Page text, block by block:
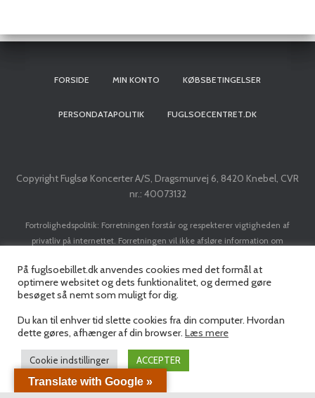
FORSIDE MIN KONTO KØBSBETINGELSER
PERSONDATAPOLITIK FUGLSOECENTRET.DK
Copyright Fuglsø Koncerter A/S, Dragsmurvej 6, 8420 Knebel, CVR
nr.: 40073132
Fortrolighedspolitik: Forretningen forstår og respekterer vigtigheden af
privatliv på internettet. Forretningen vil ikke afsløre information om
implementere en transaktion. Forretningen vil ikke sælge dit navn, adresse, e-
mail adresse, kreditkort eller personlige data til nogen tredjepart uden din
forudgående tilladelse.
På fuglsoebillet.dk anvendes cookies med det formål at
optimere websitet og dets funktionalitet, og dermed gøre
besøget så nemt som muligt for dig.
Du kan til enhver tid slette cookies fra din computer. Hvordan
dette gøres, afhænger af din browser. Læs mere
Cookie indstillinger ACCEPTER
Translate with Google »